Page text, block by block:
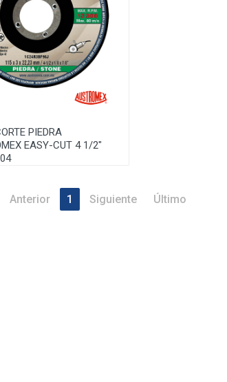
PIEDRA
EASY-CUT 4 1/2"
Anterior 1 Siguiente Último